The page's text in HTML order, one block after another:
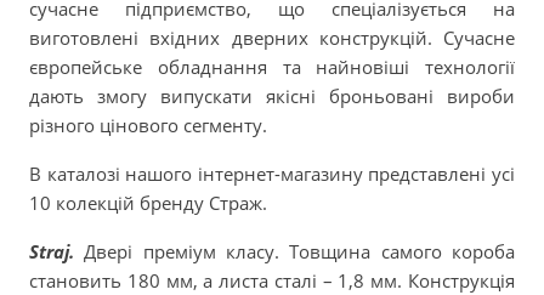
сучасне підприємство, що спеціалізується на
виготовлені вхідних дверних конструкцій. Сучасне
європейське обладнання та найновіші технології
дають змогу випускати якісні броньовані вироби
різного цінового сегменту.
В каталозі нашого інтернет-магазину представлені усі
10 колекцій бренду Страж.
Straj.Двері преміум класу. Товщина самого короба
становить 180 мм, а листа сталі – 1,8 мм. Конструкція